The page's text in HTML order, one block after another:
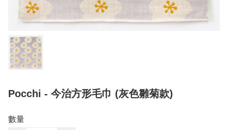
Pocchi - 今治方形毛巾 (灰色雛菊款)
數量